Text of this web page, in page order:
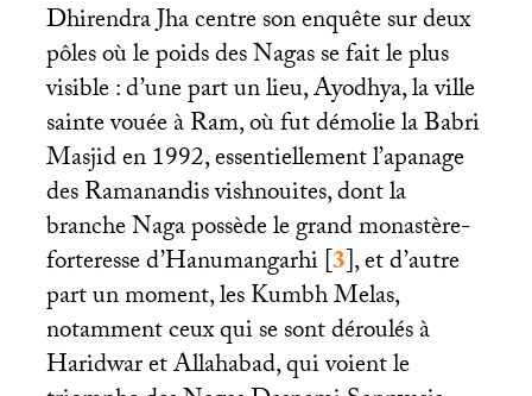
Dhirendra Jha centre son enquête sur deux
pôles où le poids des Nagas se fait le plus
visible : d’une part un lieu, Ayodhya, la ville
sainte vouée à Ram, où fut démolie la Babri
Masjid en 1992, essentiellement l’apanage
des Ramanandis vishnouites, dont la
branche Naga possède le grand monastère-
forteresse d’Hanumangarhi[3], et d’autre
part un moment, les Kumbh Melas,
notamment ceux qui se sont déroulés à
Haridwar et Allahabad, qui voient le